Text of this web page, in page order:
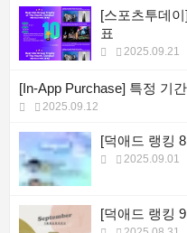
[스포츠투데
표
2025.09.21
[In-App Purchase] 특정 기
2025.09.12
[덕애드 랭킹
2025.09.01
[덕애드 랭킹